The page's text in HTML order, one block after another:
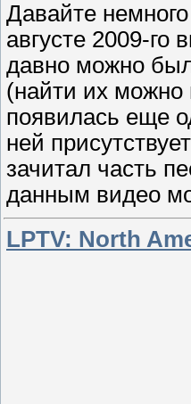
Давайте
августе 2009-
давно можно
(найти их можно
появилась еще
ней
зачитал часть
данным видео
LPTV: North